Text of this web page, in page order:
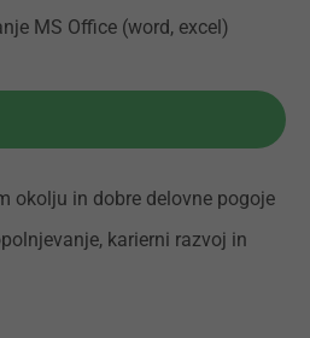
MS Office (word, excel)
okolju in dobre delovne pogoje
karierni razvoj in